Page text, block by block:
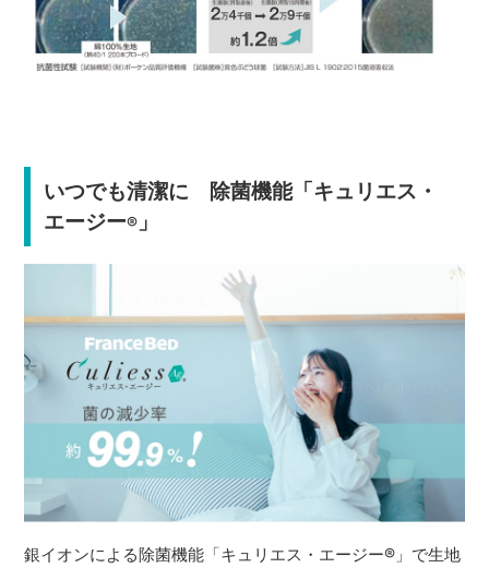
いつでも清潔に 除菌機能「キュリエス・
エージー®」
銀イオンによる除菌機能「キュリエス・エージー® 」で生地